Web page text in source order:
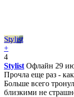
Stylist
+
4
Stylist Офлайн 29
Прочла еще раз -
Больше всего
близкими не